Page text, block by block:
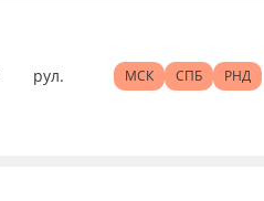
рул. МСК СПБ РНД